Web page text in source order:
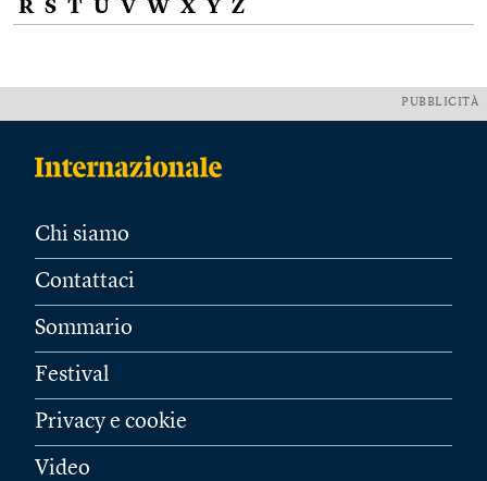
R S T U V W X Y Z
PUBBLICITÀ
Chi siamo
Contattaci
Sommario
Festival
Privacy e cookie
Video